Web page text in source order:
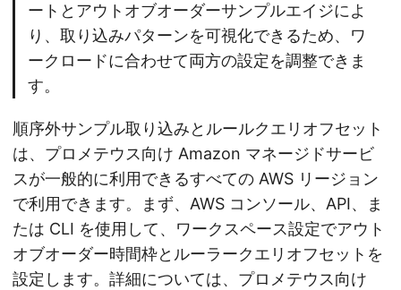
ートとアウトオブオーダーサンプルエイジによ
り、取り込みパターンを可視化できるため、ワ
ークロードに合わせて両方の設定を調整できま
す。
順序外サンプル取り込みとルールクエリオフセット
は、プロメテウス向け Amazon マネージドサービ
スが一般的に利用できるすべての AWS リージョン
で利用できます。まず、AWS コンソール、API、ま
たは CLI を使用して、ワークスペース設定でアウト
オブオーダー時間枠とルーラークエリオフセットを
設定します。詳細については、プロメテウス向け